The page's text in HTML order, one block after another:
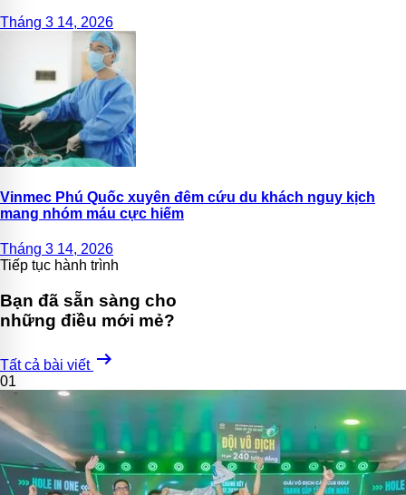
Tháng 3 14, 2026
Vinmec Phú Quốc xuyên đêm cứu du khách nguy kịch
mang nhóm máu cực hiếm
Tháng 3 14, 2026
Tiếp tục hành trình
Bạn đã sẵn sàng cho
những điều mới mẻ?
Tất cả bài viết arrow_right_alt
01